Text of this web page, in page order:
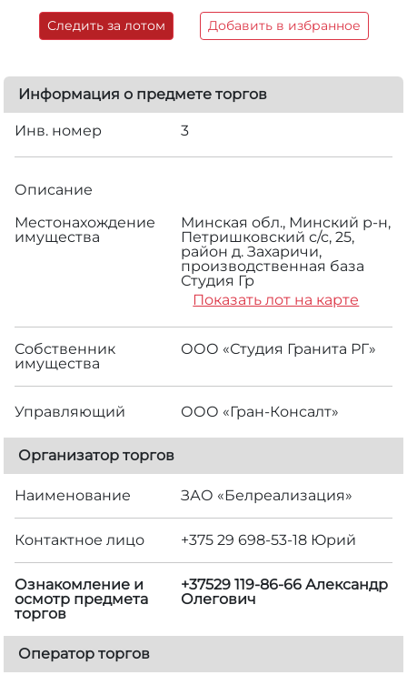
Следить за лотом Добавить в избранное
Информация о предмете торгов
Инв. номер 3
Описание
Местонахождение
имущества
Минская обл., Минский р-н,
Петришковский с/с, 25,
район д. Захаричи,
производственная база
Студия Гр
Показать лот на карте
Собственник
имущества
ООО «Студия Гранита РГ»
Управляющий ООО «Гран-Консалт»
Организатор торгов
Наименование ЗАО «Белреализация»
Контактное лицо +375 29 698-53-18 Юрий
Ознакомление и
осмотр предмета
торгов
+37529 119-86-66 Александр
Олегович
Оператор торгов